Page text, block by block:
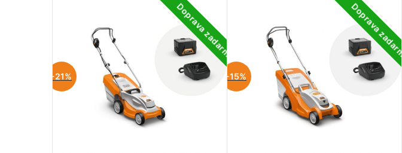
Doprava zadarmo
-21%
Doprava zadarmo
-15%